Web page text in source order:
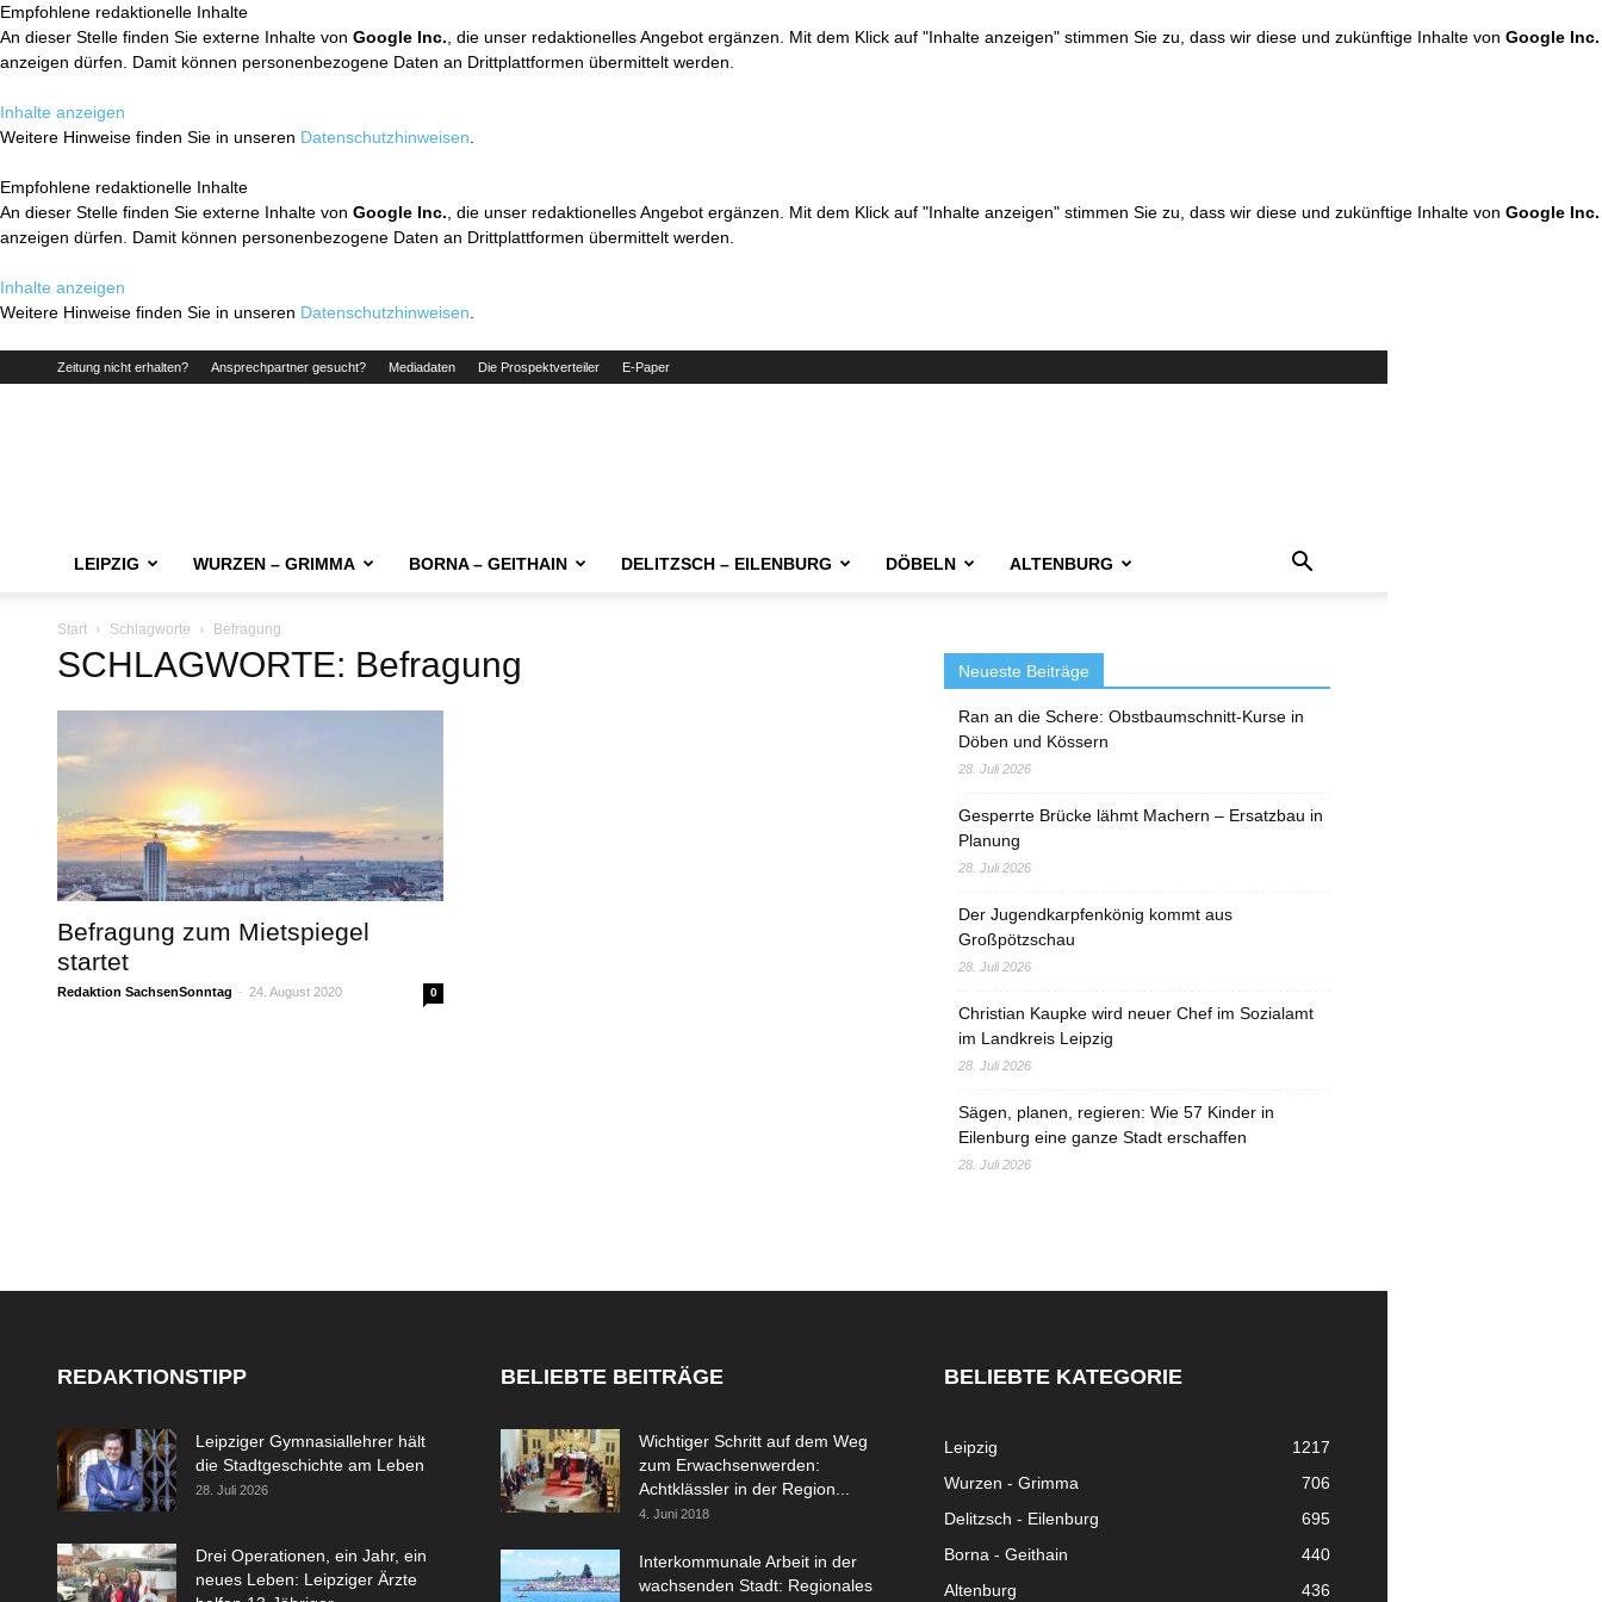
Empfohlene redaktionelle Inhalte
An dieser Stelle finden Sie externe Inhalte von Google Inc. , die unser redaktionelles Angebot ergänzen. Mit dem Klick auf "Inhalte anzeigen" stimmen Sie zu, dass wir diese und zukünftige Inhalte von Google Inc.
anzeigen dürfen. Damit können personenbezogene Daten an Drittplattformen übermittelt werden.
Inhalte anzeigen
Weitere Hinweise finden Sie in unseren Datenschutzhinweisen
Empfohlene redaktionelle Inhalte
An dieser Stelle finden Sie externe Inhalte von Google Inc. , die unser redaktionelles Angebot ergänzen. Mit dem Klick auf "Inhalte anzeigen" stimmen Sie zu, dass wir diese und zukünftige Inhalte von Google Inc.
anzeigen dürfen. Damit können personenbezogene Daten an Drittplattformen übermittelt werden.
Inhalte anzeigen
Weitere Hinweise finden Sie in unseren Datenschutzhinweisen
Zeitung nicht erhalten? Ansprechpartner gesucht? Mediadaten Die Prospektverteiler E-Paper
LEIPZIG WURZEN – GRIMMA BORNA – GEITHAIN DELITZSCH – EILENBURG DÖBELN ALTENBURG
Start Schlagworte Befragung
SCHLAGWORTE: Befragung
Befragung zum Mietspiegel
startet
Redaktion SachsenSonntag - 24. August 2020 0
Neueste Beiträge
Ran an die Schere: Obstbaumschnitt-Kurse in
Döben und Kössern
28. Juli 2026
Gesperrte Brücke lähmt Machern – Ersatzbau in
Planung
28. Juli 2026
Der Jugendkarpfenkönig kommt aus
Großpötzschau
28. Juli 2026
Christian Kaupke wird neuer Chef im Sozialamt
im Landkreis Leipzig
28. Juli 2026
Sägen, planen, regieren: Wie 57 Kinder in
Eilenburg eine ganze Stadt erschaffen
28. Juli 2026
REDAKTIONSTIPP
Leipziger Gymnasiallehrer hält
die Stadtgeschichte am Leben
28. Juli 2026
Drei Operationen, ein Jahr, ein
neues Leben: Leipziger Ärzte
BELIEBTE BEITRÄGE
Wichtiger Schritt auf dem Weg
zum Erwachsenwerden:
Achtklässler in der Region...
4. Juni 2018
Interkommunale Arbeit in der
wachsenden Stadt: Regionales
BELIEBTE KATEGORIE
Leipzig
1217
Wurzen - Grimma
706
Delitzsch - Eilenburg
695
Borna - Geithain
440
Altenburg
436